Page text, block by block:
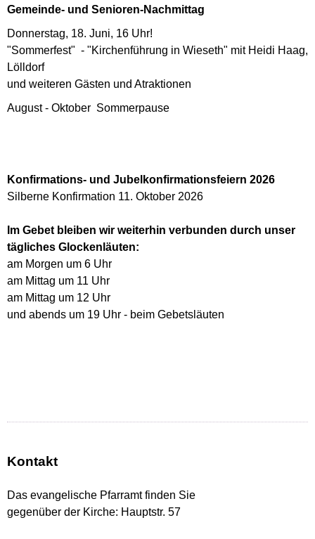
Gemeinde- und Senioren-Nachmittag
Donnerstag, 18. Juni, 16 Uhr!
"Sommerfest" - "Kirchenführung in Wieseth" mit Heidi Haag,
Lölldorf
und weiteren Gästen und Atraktionen
August - Oktober Sommerpause
Konfirmations- und Jubelkonfirmationsfeiern 2026
Silberne Konfirmation 11. Oktober 2026
Im Gebet bleiben wir weiterhin verbunden durch unser
tägliches Glockenläuten:
am Morgen um 6 Uhr
am Mittag um 11 Uhr
am Mittag um 12 Uhr
und abends um 19 Uhr - beim Gebetsläuten
Kontakt
Das evangelische Pfarramt finden Sie
gegenüber der Kirche: Hauptstr. 57